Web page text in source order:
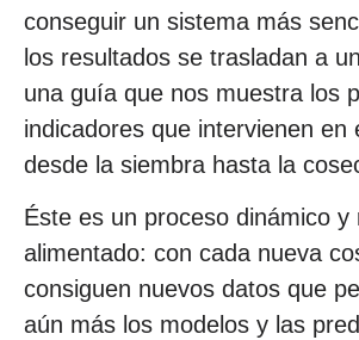
conseguir un sistema más
los resultados se trasladan a
una guía que nos muestra los
indicadores que intervienen en
desde la siembra hasta la
Éste es un proceso dinámico y
alimentado: con cada nueva
consiguen nuevos datos que
aún más los modelos y las